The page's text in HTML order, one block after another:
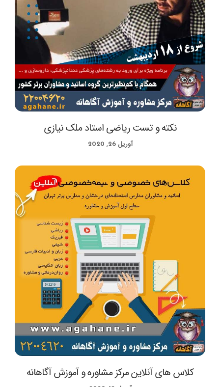
نکته و تست ریاضی استاد ملک نیازی
آوریل 26, 2020
کلاس های آنلاین مرکز مشاوره و آموزش آگاهانه